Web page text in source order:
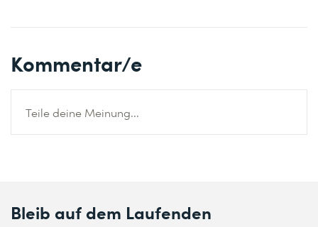
Kommentar/e
Teile deine Meinung...
Bleib auf dem Laufenden